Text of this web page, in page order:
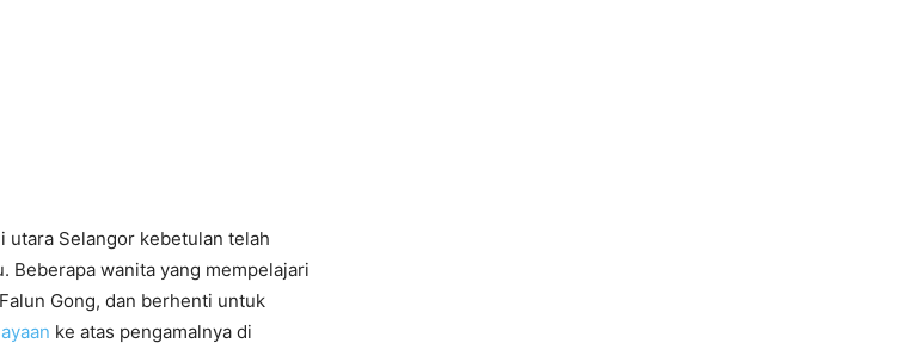
utara Selangor kebetulan telah
Beberapa wanita yang mempelajari
Gong, dan berhenti untuk
ke atas pengamalnya di